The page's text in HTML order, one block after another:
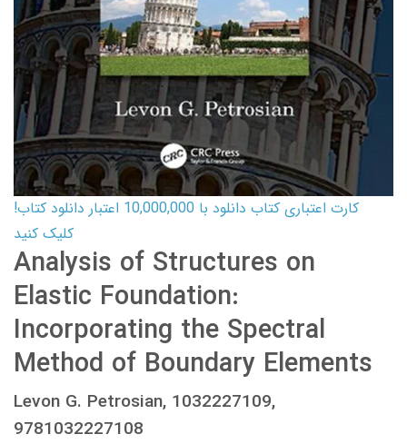
کارت اعتباری کتاب دانلود با 10,000,000 اعتبار دانلود کتاب!
کلیک کنید
Analysis of Structures on
Elastic Foundation:
Incorporating the Spectral
Method of Boundary Elements
Levon G. Petrosian, 1032227109,
9781032227108